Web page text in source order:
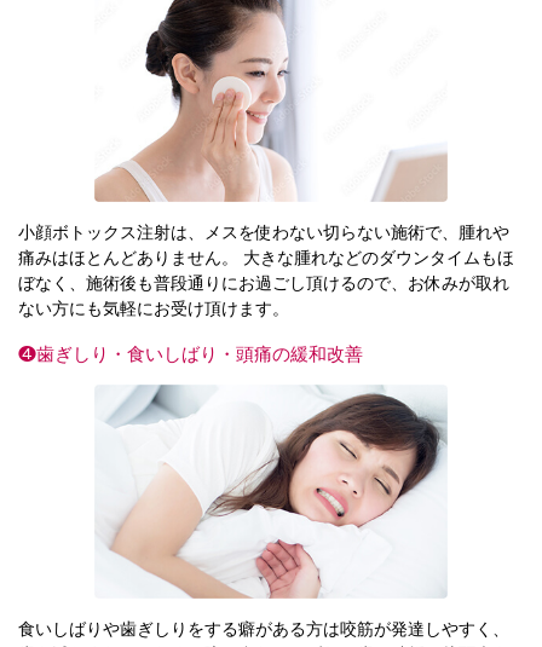
小顔ボトックス注射は、メスを使わない切らない施術で、腫れや
痛みはほとんどありません。 大きな腫れなどのダウンタイムもほ
ぼなく、施術後も普段通りにお過ごし頂けるので、お休みが取れ
ない方にも気軽にお受け頂けます。
❹歯ぎしり・食いしばり・頭痛の緩和改善
食いしばりや歯ぎしりをする癖がある方は咬筋が発達しやすく、